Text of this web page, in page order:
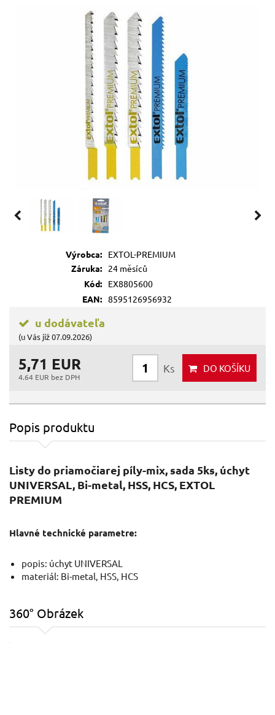
Výrobca:
EXTOL-PREMIUM
Záruka:
24 měsíců
Kód:
EX8805600
EAN: 8595126956932
u dodávateľa
(u Vás již 07.09.2026)
5,71 EUR
4.64 EUR bez DPH
Ks DO KOŠÍKU
Popis produktu
Listy do priamočiarej píly-mix, sada 5ks, úchyt
UNIVERSAL, Bi-metal, HSS, HCS, EXTOL
PREMIUM
Hlavné technické parametre:
popis: úchyt UNIVERSAL
materiál: Bi-metal, HSS, HCS
360° Obrázek